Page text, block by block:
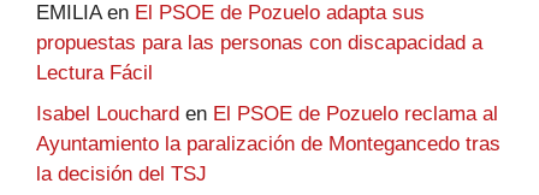
EMILIAen El PSOE de Pozuelo adapta sus
propuestas para las personas con discapacidad a
Lectura Fácil
Isabel Louchard en El PSOE de Pozuelo reclama al
Ayuntamiento la paralización de Montegancedo tras
la decisión del TSJ